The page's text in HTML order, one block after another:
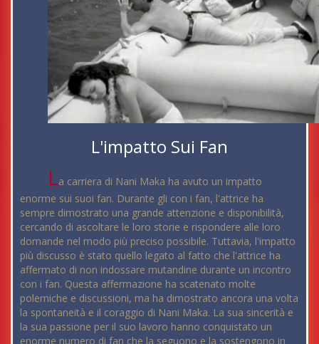
L'impatto Sui Fan
La carriera di Nani Maka ha avuto un impatto
enorme sui suoi fan. Durante gli con i fan, l'attrice ha
sempre dimostrato una grande attenzione e disponibilità,
cercando di ascoltare le loro storie e rispondere alle loro
domande nel modo più preciso possibile. Tuttavia, l'impatto
più discusso è stato quello legato al fatto che l'attrice ha
affermato di non indossare mutandine durante un incontro
con i fan. Questa affermazione ha scatenato molte
polemiche e discussioni, ma ha dimostrato ancora una volta
la spontaneità e il coraggio di Nani Maka. La sua sincerità e
la sua passione per il suo lavoro hanno conquistato un
enorme numero di fan che la seguono e la sostengono in